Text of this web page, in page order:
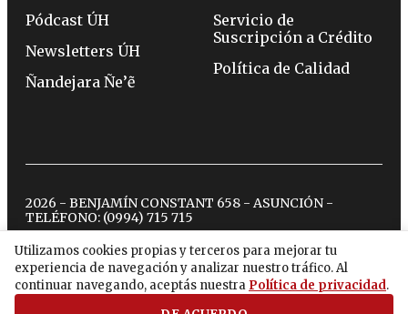
Utilizamos cookies propias y terceros para mejorar tu
experiencia de navegación y analizar nuestro tráfico. Al
continuar navegando, aceptás nuestra Política de privacidad.
Pódcast ÚH
Newsletters ÚH
Ñandejara Ñe’ẽ
Servicio de
Suscripción a Crédito
Política de Calidad
2026 - BENJAMÍN CONSTANT 658 - ASUNCIÓN -
TELÉFONO: (0994) 715 715
twitterinstagram
facebook
tiktokyoutubespotify